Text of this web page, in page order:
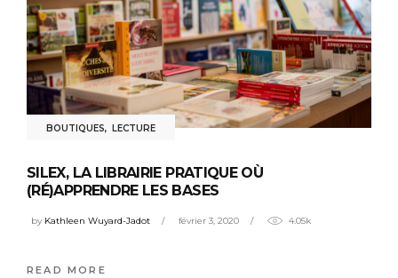
BOUTIQUES, LECTURE
SILEX, LA LIBRAIRIE PRATIQUE OÙ
(RÉ)APPRENDRE LES BASES
by Kathleen Wuyard-Jadot février 3, 2020 4.05k
READ MORE